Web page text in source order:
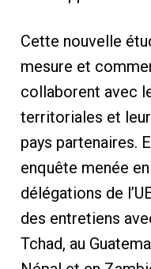
Cette nouvelle
mesure et
collaborent avec
territoriales et
pays partenaires.
enquête menée
délégations de
des entretiens
Tchad, au